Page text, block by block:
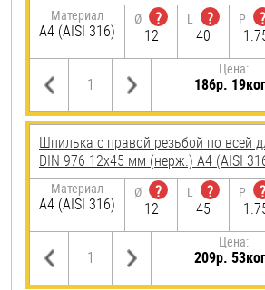
Материал
A4 (AISI 316)
Ø
?
12
L
?
40
P
?
Цена:
186р.
Шпилька с правой резьбой по всей
DIN 976 12х45 мм (нерж.) A4 (AISI
Материал
A4 (AISI 316)
Ø
?
12
L
?
45
P
?
Цена:
209р.